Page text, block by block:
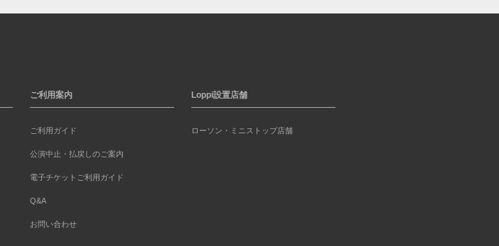
ご利用案内
ご利用ガイド
公演中止・払戻しのご案内
電子チケットご利用ガイド
Q&A
お問い合わせ
Loppi設置店舗
ローソン・ミニストップ店舗